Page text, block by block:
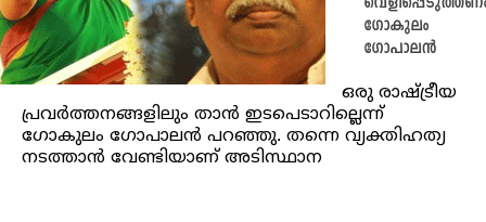
​ഗോ​കുലം ​
ഗോപാലൻ
ഒരു രാഷ്ട്രീയ
പ്രവർത്തനങ്ങളിലും താൻ ഇടപെടാറില്ലെന്ന്
ഗോകുലം ​ഗോപാലൻ പറഞ്ഞു. തന്നെ വ്യക്തിഹത്യ
നടത്താൻ വേണ്ടിയാണ് അടിസ്ഥാന